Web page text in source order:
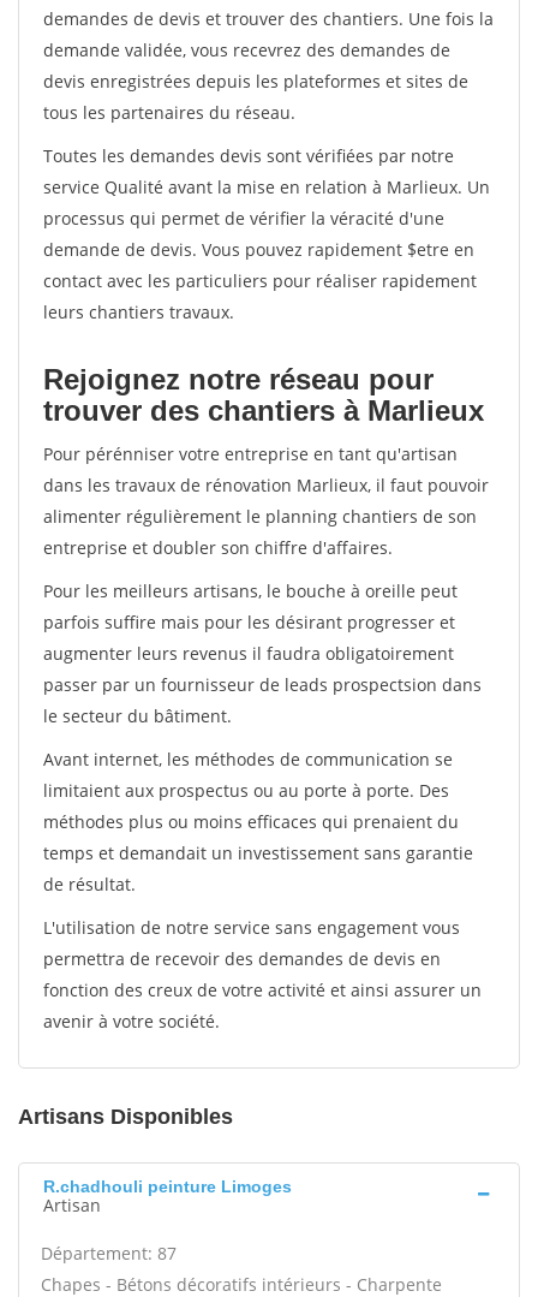
demandes de devis et trouver des chantiers. Une fois la
demande validée, vous recevrez des demandes de
devis enregistrées depuis les plateformes et sites de
tous les partenaires du réseau.
Toutes les demandes devis sont vérifiées par notre
service Qualité avant la mise en relation à Marlieux. Un
processus qui permet de vérifier la véracité d'une
demande de devis. Vous pouvez rapidement $etre en
contact avec les particuliers pour réaliser rapidement
leurs chantiers travaux.
Rejoignez notre réseau pour
trouver des chantiers à Marlieux
Pour pérénniser votre entreprise en tant qu'artisan
dans les travaux de rénovation Marlieux, il faut pouvoir
alimenter régulièrement le planning chantiers de son
entreprise et doubler son chiffre d'affaires.
Pour les meilleurs artisans, le bouche à oreille peut
parfois suffire mais pour les désirant progresser et
augmenter leurs revenus il faudra obligatoirement
passer par un fournisseur de leads prospectsion dans
le secteur du bâtiment.
Avant internet, les méthodes de communication se
limitaient aux prospectus ou au porte à porte. Des
méthodes plus ou moins efficaces qui prenaient du
temps et demandait un investissement sans garantie
de résultat.
L'utilisation de notre service sans engagement vous
permettra de recevoir des demandes de devis en
fonction des creux de votre activité et ainsi assurer un
avenir à votre société.
Artisans Disponibles
R.chadhouli peinture Limoges
Artisan
Département: 87
Chapes - Bétons décoratifs intérieurs - Charpente